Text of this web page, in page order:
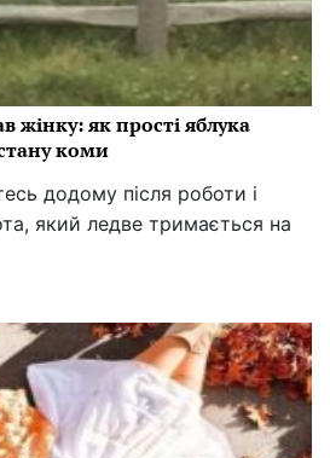
жінку: як прості яблука
коми
додому після роботи і
який ледве тримається на